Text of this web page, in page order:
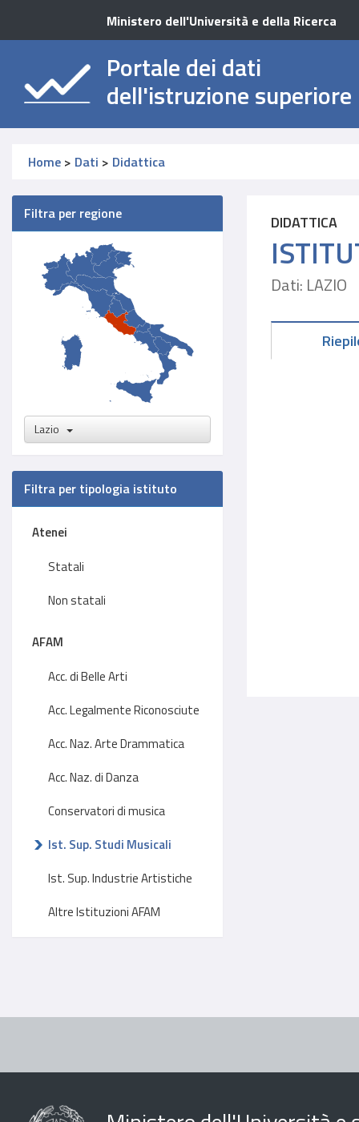
Ministero dell'Università e della Ricerca
Portale dei dati
dell'istruzione superiore
Home > Dati > Didattica
Filtra per regione
Lazio
Filtra per tipologia istituto
Atenei
Statali
Non statali
AFAM
Acc. di Belle Arti
Acc. Legalmente Riconosciute
Acc. Naz. Arte Drammatica
Acc. Naz. di Danza
Conservatori di musica
Ist. Sup. Studi Musicali
Ist. Sup. Industrie Artistiche
Altre Istituzioni AFAM
DIDATTICA
Dati: LAZIO